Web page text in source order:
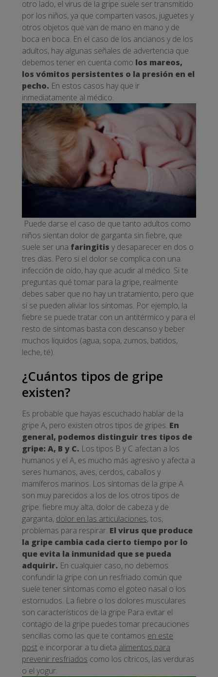
otro lado, el virus de la gripe suele ser transmitido
por los niños, ya que comparten vasos, juguetes y
otros objetos que van de mano en mano y de
boca en boca. En el caso de los ancianos y de los
adultos, hay algunas señales de advertencia que
debemos tener en cuenta como los mareos,
los vómitos persistentes o la presión en el
pecho. En estos casos hay que ir
inmediatamente al médico.
Puede darse el caso de que tanto adultos como
niños sientan dolor de garganta sin fiebre, que
suele ser una faringitis y desaparecer en dos o
tres días. Pero si el dolor se complica con una
infección de oído, hay que acudir al médico. Si te
preguntas qué tomar para la gripe, realmente
debes saber que no hay un tratamiento, pero que
sí se pueden aliviar los síntomas. Por ejemplo, la
fiebre se puede tratar con un antitérmico y para el
resto de síntomas basta con descanso y beber
muchos líquidos (agua, sopa, zumos, batidos,
leche, té).
¿Cuántos tipos de gripe
existen?
Es probable que hayas escuchado hablar de la
gripe A, pero existen otros tipos de gripes. En
general, podemos distinguir tres tipos de
gripe: A, B y C. Los tipos B y C afectan a los
humanos y el A, es mucho más agresivo y afecta a
seres humanos, aves, cerdos, caballos y
mamíferos marinos. Los síntomas de la gripe A
son muy parecidos a los de los otros tipos de
gripe: fiebre muy alta, dolor de cabeza y de
garganta, dolor en las articulaciones, tos,
problemas para respirar. El virus que produce
la gripe cambia cada cierto tiempo por lo
que evita la inmunidad que se pueda
adquirir. En cualquier caso, no debemos
confundir la gripe con un resfriado común que
suele tener síntomas como el goteo nasal o los
estornudos. La fiebre o los dolores musculares
son característicos de la gripe Para evitar el
contagio de la gripe puedes tomar precauciones
sencillas como las que te contamos en este
post e incorporar a tu dieta alimentos para
prevenir resfriados como los cítricos, las verduras
o el yogur.